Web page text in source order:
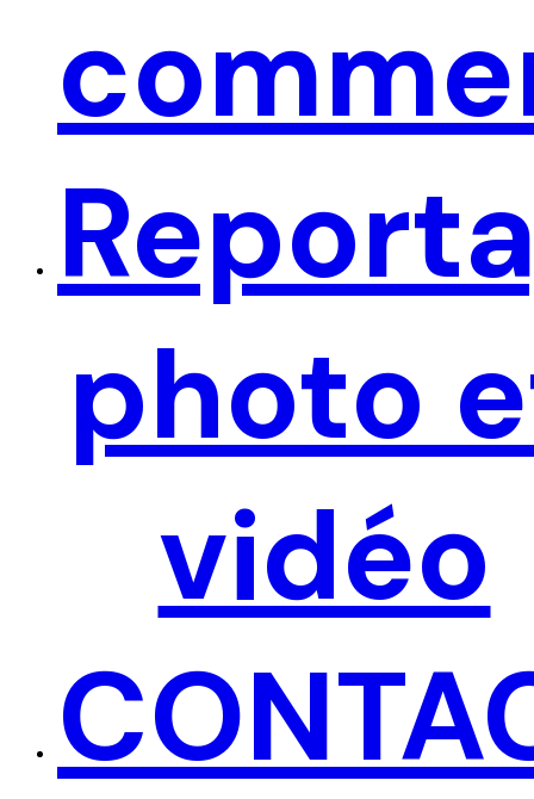
PRÉSENTATION
RÉALISATIONS
ACTUALITÉS
CONTACT
https://harfang-events.fr/blog-page/
photo
vidéo